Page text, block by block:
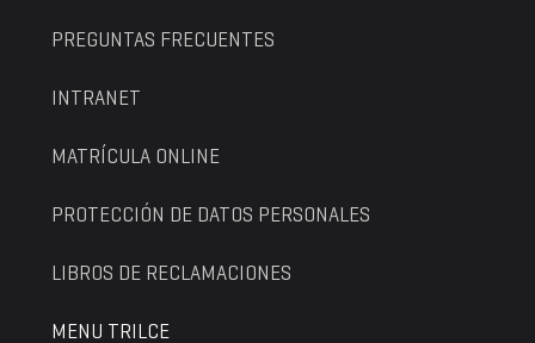
PREGUNTAS FRECUENTES
INTRANET
MATRÍCULA ONLINE
PROTECCIÓN DE DATOS PERSONALES
LIBROS DE RECLAMACIONES
MENU TRILCE